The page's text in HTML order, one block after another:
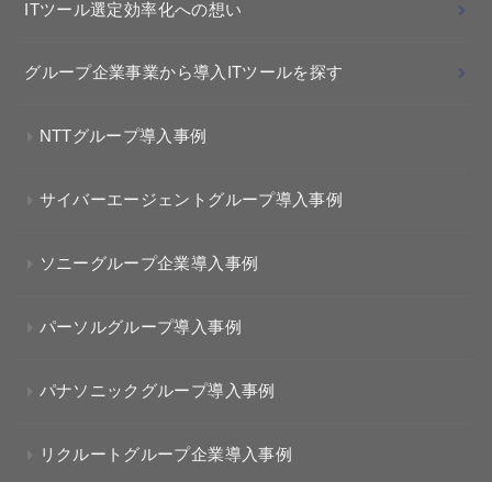
ITツール選定効率化への想い
グループ企業事業から導入ITツールを探す
NTTグループ導入事例
サイバーエージェントグループ導入事例
ソニーグループ企業導入事例
パーソルグループ導入事例
パナソニックグループ導入事例
リクルートグループ企業導入事例